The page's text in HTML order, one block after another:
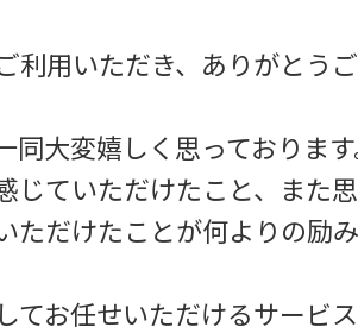
利用いただき、ありがとう
大変嬉しく思っております
じていただけたこと、また
ただけたことが何よりの励
てお任せいただけるサービ